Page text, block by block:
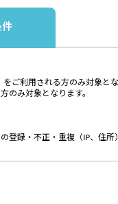
件
ご利用される方のみ対象とな
のみ対象となります。
登録・不正・重複（IP、住